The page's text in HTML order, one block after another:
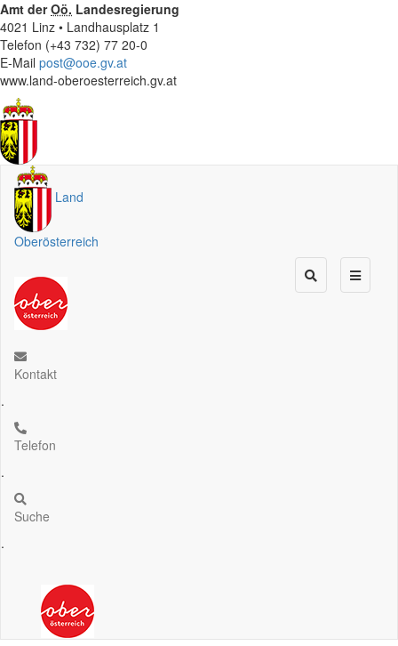
Amt derOö. Landesregierung
4021 Linz • Landhausplatz 1
Telefon (+43 732) 77 20-0
E-Mail post@ooe.gv.at
www.land-oberoesterreich.gv.at
Land
Oberösterreich
Kontakt
.
Telefon
.
Suche
.